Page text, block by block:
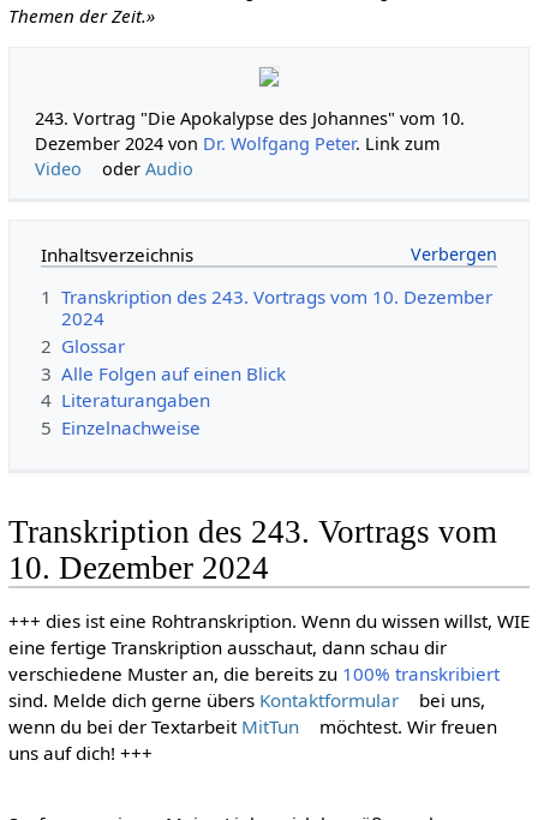
Themen der Zeit.»
243. Vortrag "Die Apokalypse des Johannes" vom 10.
Dezember 2024 von Dr. Wolfgang Peter. Link zum
Video
oderAudio
Inhaltsverzeichnis
1 Transkription des 243. Vortrags vom 10. Dezember
2024
2 Glossar
3 Alle Folgen auf einen Blick
4 Literaturangaben
5 Einzelnachweise
Transkription des 243. Vortrags vom
10. Dezember 2024
+++ dies ist eine Rohtranskription. Wenn du wissen willst, WIE
eine fertige Transkription ausschaut, dann schau dir
verschiedene Muster an, die bereits zu 100% transkribiert
sind. Melde dich gerne übers Kontaktformular
bei uns,
wenn du bei der Textarbeit MitTun
möchtest. Wir freuen
uns auf dich! +++